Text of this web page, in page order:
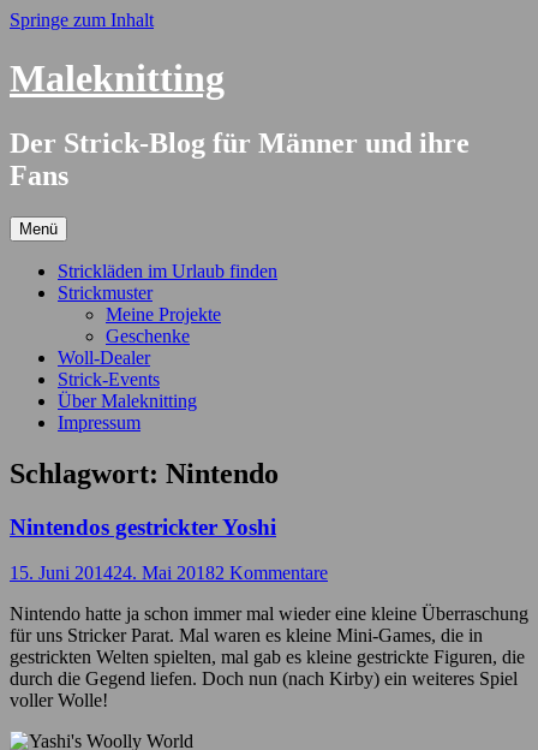
Springe zum Inhalt
Maleknitting
Der Strick-Blog für Männer und ihre
Fans
Menü
Strickläden im Urlaub finden
Strickmuster
Meine Projekte
Geschenke
Woll-Dealer
Strick-Events
Über Maleknitting
Impressum
Schlagwort: Nintendo
Nintendos gestrickter Yoshi
15. Juni 201424. Mai 20182 Kommentare
Nintendo hatte ja schon immer mal wieder eine kleine Überraschung
für uns Stricker Parat. Mal waren es kleine Mini-Games, die in
gestrickten Welten spielten, mal gab es kleine gestrickte Figuren, die
durch die Gegend liefen. Doch nun (nach Kirby) ein weiteres Spiel
voller Wolle!